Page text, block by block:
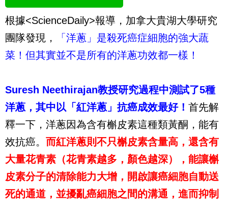
根據<ScienceDaily>報導，加拿大貴湖大學研究
團隊發現，
「洋蔥」是殺死癌症細胞的強大蔬
菜！但其實並不是所有的洋蔥功效都一樣！
Suresh Neethirajan教授研究過程中測試了5種
洋蔥，其中以「紅洋蔥」抗癌成效最好！ 首先解
釋一下，洋蔥因為含有槲皮素這種類黃酮，能有
效抗癌。 而紅洋蔥則不只槲皮素含量高，還含有
大量花青素（花青素越多，顏色越深），能讓槲
皮素分子的清除能力大增，開啟讓癌細胞自動送
死的通道，並擾亂癌細胞之間的溝通，進而抑制